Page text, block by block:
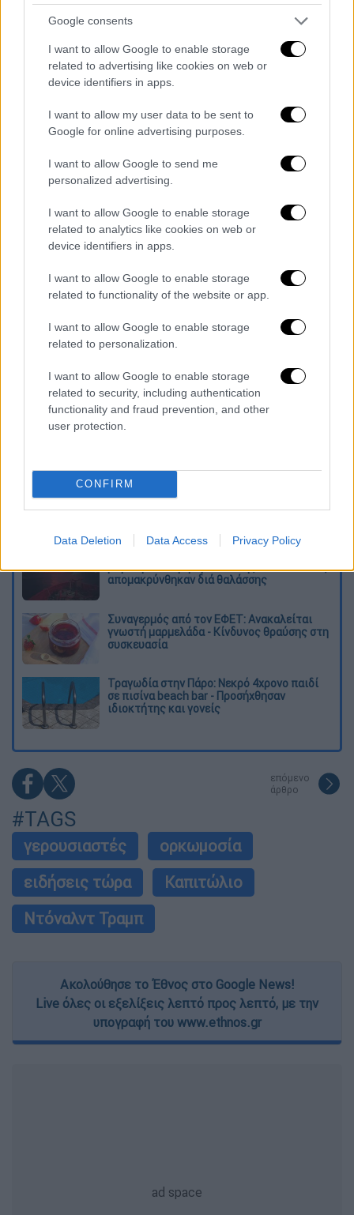
Google consents
I want to allow Google to enable storage
related to advertising like cookies on web or
device identifiers in apps.
I want to allow my user data to be sent to
Google for online advertising purposes.
I want to allow Google to send me
personalized advertising.
I want to allow Google to enable storage
related to analytics like cookies on web or
device identifiers in apps.
I want to allow Google to enable storage
related to functionality of the website or app.
I want to allow Google to enable storage
related to personalization.
I want to allow Google to enable storage
related to security, including authentication
functionality and fraud prevention, and other
user protection.
CONFIRM
Data Deletion Data Access Privacy Policy
Fettermanλοιπόν «έσκασε μύτη» για την
παράδοση -παραλαβήτωνΤραμπκαι
Μπάιντεν , με πολύ casual ντύσιμο,
πραγματικά σαν να γυρίζει από το
γυμναστήριο ή το τρεξιματάκι του στο
πάρκο. Βίντεο λοιπόν τον κατέγραψε να
φορά σορτς και φούτερ. Πιο εκκεντρικός δε
Το χαρακτηριστικό βίντεο μέσα από
το Καπιτώλιο:
🚨#BREAKING: Watch as Senator
John Fetterman from Pennsylvania
makes an entrance at the U.S.
Capitol, just casually dressed in gym
shorts.
pic.twitter.com/skt9Q8hAvQ
— R A W S A L E R T S (@rawsalerts)
January 20, 2025
Θρήνος για τον Λιονέλ Μέσι: Πέθανε στα 68
του χρόνια ο πατέρας του, Χόρχε
μεγάλη επιχείρηση διάσωσης - 254 πολίτες
απομακρύνθηκαν διά θαλάσσης
Συναγερμός από τον ΕΦΕΤ: Ανακαλείται
γνωστή μαρμελάδα - Κίνδυνος θραύσης στη
συσκευασία
Τραγωδία στην Πάρο: Νεκρό 4χρονο παιδί
σε πισίνα beach bar - Προσήχθησαν
ιδιοκτήτης και γονείς
επόμενο
άρθρο
#TAGS
γερουσιαστές
ορκωμοσία
ειδήσεις τώρα
Καπιτώλιο
Ντόναλντ Τραμπ
Ακολούθησε το Έθνος στο Google News!
Live όλες οι εξελίξεις λεπτό προς λεπτό, με την
υπογραφή του www.ethnos.gr